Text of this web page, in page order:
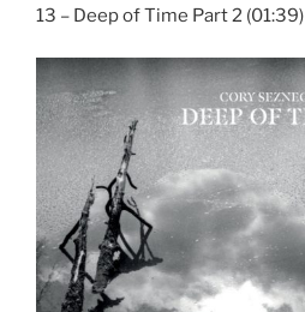
13 – Deep of Time Part 2 (01:39)